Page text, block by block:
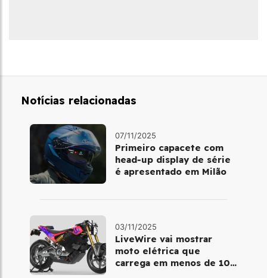
Notícias relacionadas
07/11/2025
Primeiro capacete com
head‑up display de série
é apresentado em Milão
03/11/2025
LiveWire vai mostrar
moto elétrica que
carrega em menos de 10